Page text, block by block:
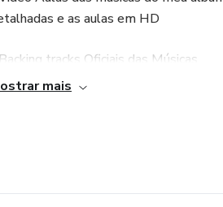
e as aulas em HD
Backing tracks Oficiais das Músicas
mais